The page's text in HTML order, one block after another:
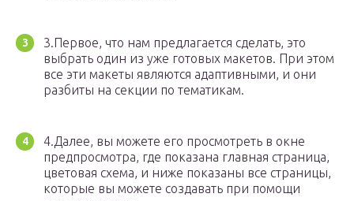
3.Первое, что нам предлагается сделать, это
выбрать один из уже готовых макетов. При этом
все эти макеты являются адаптивными, и они
разбиты на секции по тематикам.
4.Далее, вы можете его просмотреть в окне
предпросмотра, где показана главная страница,
цветовая схема, и ниже показаны все страницы,
которые вы можете создавать при помощи